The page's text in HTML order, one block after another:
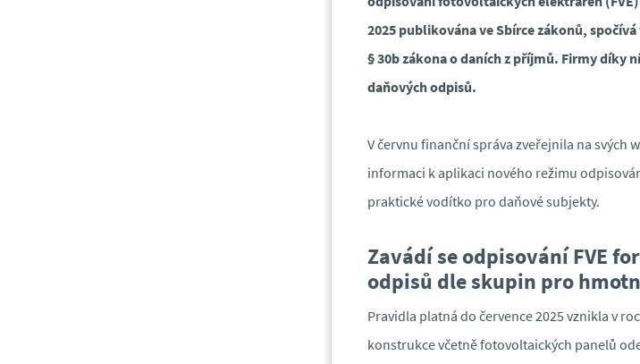
2025 publikována ve Sbírce zákonů,
§ 30b zákona o daních z příjmů. Firmy díky
daňových odpisů.
V červnu finanční správa zveřejnila na svých
informaci k aplikaci nového režimu
praktické vodítko pro daňové subjekty.
Zavádí se odpisování FVE
odpisů dle skupin pro
Pravidla platná do července 2025 vznikla v
konstrukce včetně fotovoltaických panelů